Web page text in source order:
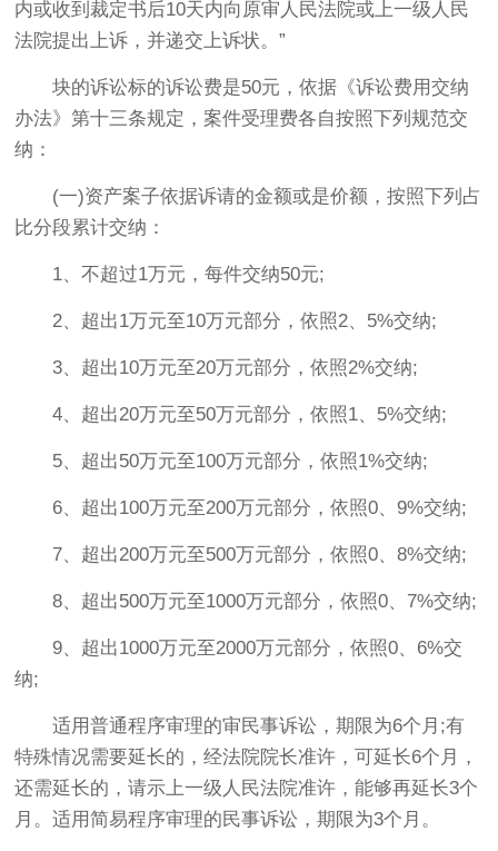
内或收到裁定书后10天内向原审人民法院或上一级人民
法院提出上诉，并递交上诉状。”
块的诉讼标的诉讼费是50元，依据《诉讼费用交纳
办法》第十三条规定，案件受理费各自按照下列规范交
纳：
(一)资产案子依据诉请的金额或是价额，按照下列占
比分段累计交纳：
1、不超过1万元，每件交纳50元;
2、超出1万元至10万元部分，依照2、5%交纳;
3、超出10万元至20万元部分，依照2%交纳;
4、超出20万元至50万元部分，依照1、5%交纳;
5、超出50万元至100万元部分，依照1%交纳;
6、超出100万元至200万元部分，依照0、9%交纳;
7、超出200万元至500万元部分，依照0、8%交纳;
8、超出500万元至1000万元部分，依照0、7%交纳;
9、超出1000万元至2000万元部分，依照0、6%交
纳;
适用普通程序审理的审民事诉讼，期限为6个月;有
特殊情况需要延长的，经法院院长准许，可延长6个月，
还需延长的，请示上一级人民法院准许，能够再延长3个
月。适用简易程序审理的民事诉讼，期限为3个月。